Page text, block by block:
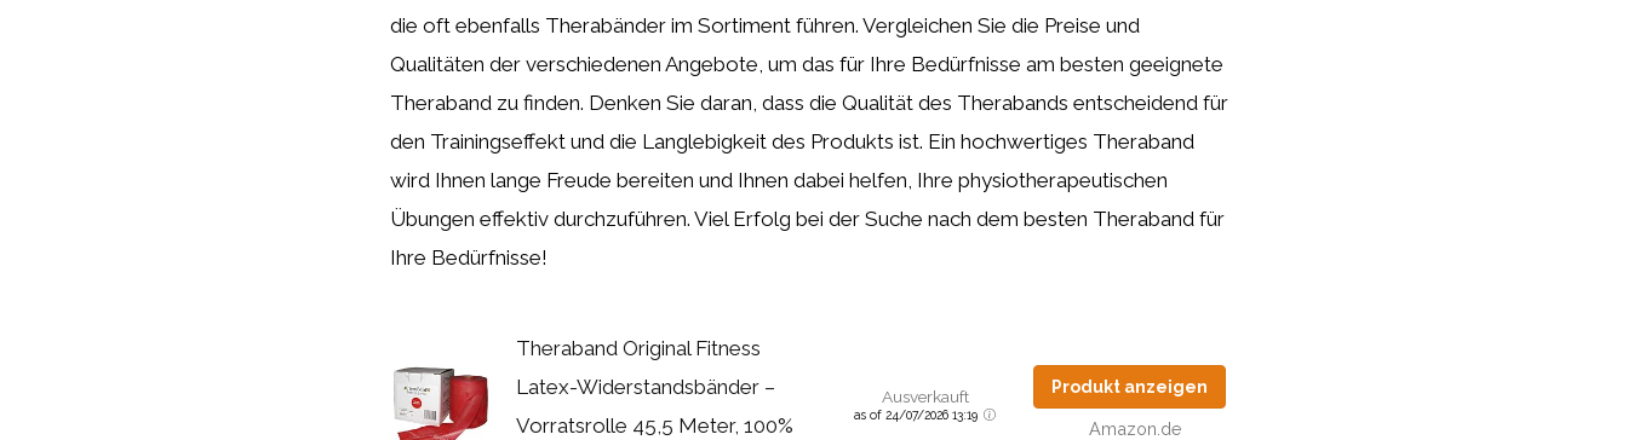
die oft ebenfalls Therabänder im Sortiment führen. Vergleichen Sie die Preise und
Qualitäten der verschiedenen Angebote, um das für Ihre Bedürfnisse am besten geeignete
Theraband zu finden. Denken Sie daran, dass die Qualität des Therabands entscheidend für
den Trainingseffekt und die Langlebigkeit des Produkts ist. Ein hochwertiges Theraband
wird Ihnen lange Freude bereiten und Ihnen dabei helfen, Ihre physiotherapeutischen
Übungen effektiv durchzuführen. Viel Erfolg bei der Suche nach dem besten Theraband für
Ihre Bedürfnisse!
Theraband Original Fitness
Latex-Widerstandsbänder –
Vorratsrolle 45,5 Meter, 100%
Ausverkauft
as of 24/07/2026 13:19
Produkt anzeigen
Amazon.de